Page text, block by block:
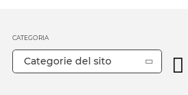
CATEGORIA
Categorie del sito